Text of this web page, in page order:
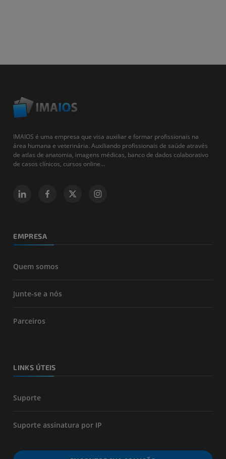
IMAIOS é uma empresa que visa auxiliar e formar profissionais na
área humana e veterinária. Auxiliando profissionais de saúde através
de atlas de anatomia, imagens médicas, banco de dados colaborativo
de casos clínicos, cursos online...
EMPRESA
Quem somos
Junte-se a nós
Parceiros
LINKS ÚTEIS
Suporte
Suporte assinatura por IP